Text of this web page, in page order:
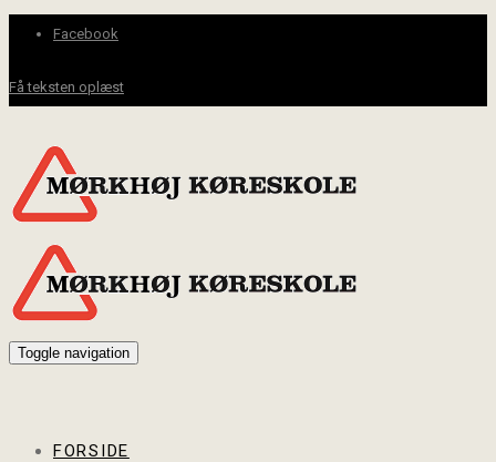
Facebook
Få teksten oplæst
Toggle navigation
FORSIDE